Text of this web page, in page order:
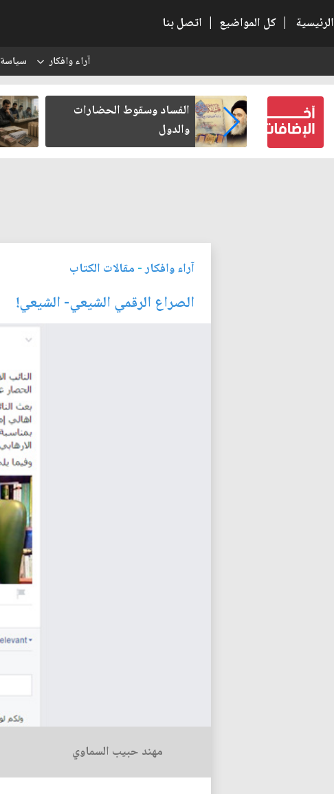
الرئيسية | كل المواضيع | اتصل بنا
آراء وافكار سياسة
كتب لنفسه
الفساد وسقوط الحضارات
والدول
آراء وافكار- مقالات الكتاب
الصراع الرقمي الشيعي- الشيعي!
مهند حبيب السماوي